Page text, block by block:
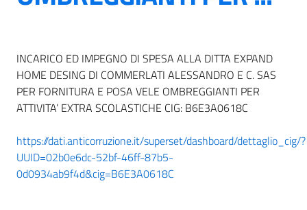
INCARICO ED IMPEGNO DI SPESA ALLA DITTA EXPAND
HOME DESING DI COMMERLATI ALESSANDRO E C. SAS
PER FORNITURA E POSA VELE OMBREGGIANTI PER
ATTIVITA’ EXTRA SCOLASTICHE CIG: B6E3A0618C
https://dati.anticorruzione.it/superset/dashboard/dettaglio_cig/?
UUID=02b0e6dc-52bf-46ff-87b5-
0d0934ab9f4d&cig=B6E3A0618C